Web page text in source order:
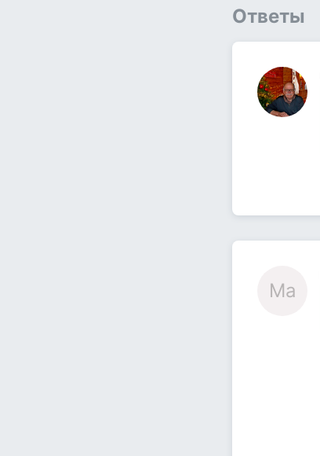
Ответы
Ма